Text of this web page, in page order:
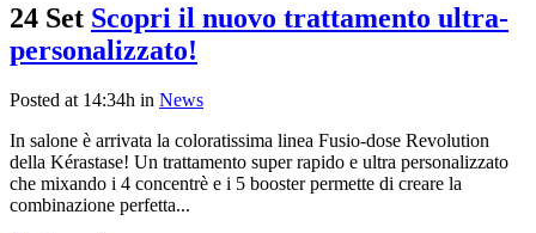
24 Set Scopri il nuovo trattamento ultra-
personalizzato!
Posted at 14:34h in News
In salone è arrivata la coloratissima linea Fusio-dose Revolution
della Kérastase! Un trattamento super rapido e ultra personalizzato
che mixando i 4 concentrè e i 5 booster permette di creare la
combinazione perfetta...